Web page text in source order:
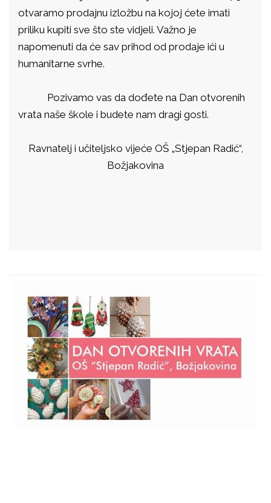
otvaramo prodajnu izložbu na kojoj ćete imati
priliku kupiti sve što ste vidjeli. Važno je
napomenuti da će sav prihod od prodaje ići u
humanitarne svrhe.
Pozivamo vas da dođete na Dan otvorenih
vrata naše škole i budete nam dragi gosti.
Ravnatelj i učiteljsko vijeće OŠ „Stjepan Radić“,
Božjakovina